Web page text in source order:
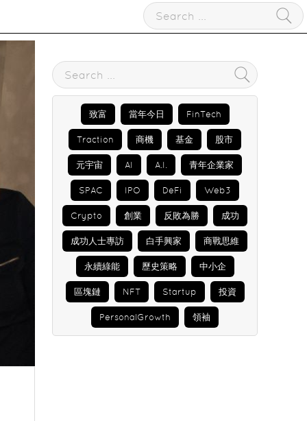
致富 當年今日 FinTech
Traction 商機 基金 股市
元宇宙 AI A.I. 青年企業家
SPAC IPO DeFi Web3
Crypto 創業 反敗為勝 成功
成功人士專訪 白手興家 商戰思維
永續綠能 歷史策略 中小企
區塊鏈 NFT Startup 投資
PersonalGrowth 領袖